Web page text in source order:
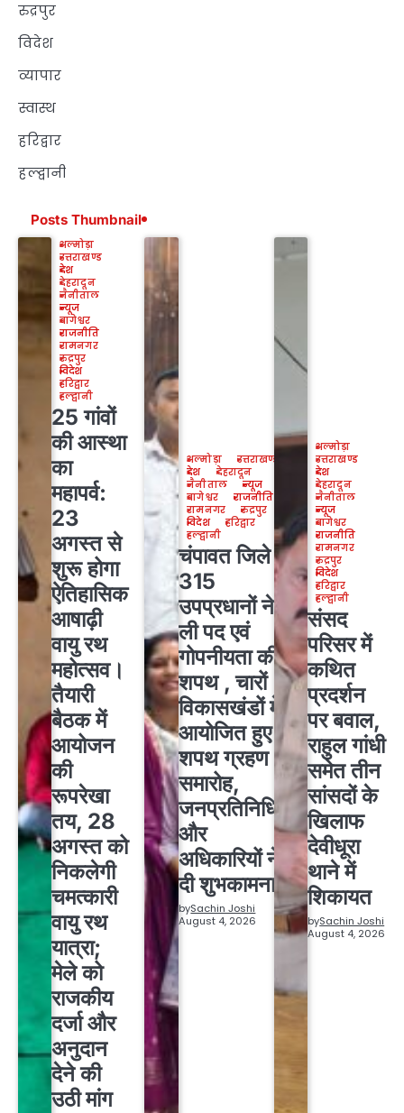
रुद्रपुर
विदेश
व्यापार
स्वास्थ
हरिद्वार
हल्द्वानी
Posts Thumbnail
अल्मोड़ा
उत्तराखण्ड
देश
देहरादून
नैनीताल
न्यूज
बागेश्वर
राजनीति
रामनगर
रुद्रपुर
विदेश
हरिद्वार
हल्द्वानी
25 गांवों
की आस्था
का
महापर्व:
23
अगस्त से
शुरू होगा
ऐतिहासिक
आषाढ़ी
वायु रथ
महोत्सव।
तैयारी
बैठक में
आयोजन
की
रूपरेखा
तय, 28
अगस्त को
निकलेगी
चमत्कारी
वायु रथ
यात्रा;
मेले को
राजकीय
दर्जा और
अनुदान
देने की
उठी मांग
अल्मोड़ा
उत्तराखण्ड
देश
देहरादून
नैनीताल
न्यूज
बागेश्वर
राजनीति
रामनगर
रुद्रपुर
विदेश
हरिद्वार
हल्द्वानी
चंपावत जिले के
315
उपप्रधानों ने
ली पद एवं
गोपनीयता की
शपथ , चारों
विकासखंडों में
आयोजित हुए
शपथ ग्रहण
समारोह,
जनप्रतिनिधियों
और
अधिकारियों ने
दी शुभकामनाएं
bySachin Joshi
August 4, 2026
अल्मोड़ा
उत्तराखण्ड
देश
देहरादून
नैनीताल
न्यूज
बागेश्वर
राजनीति
रामनगर
रुद्रपुर
विदेश
हरिद्वार
हल्द्वानी
संसद
परिसर में
कथित
प्रदर्शन
पर बवाल,
राहुल गांधी
समेत तीन
सांसदों के
खिलाफ
देवीधूरा
थाने में
शिकायत
bySachin Joshi
August 4, 2026